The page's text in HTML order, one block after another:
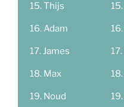
Thijs
Adam
James
Max
Noud